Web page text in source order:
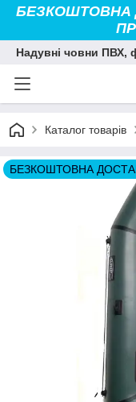
БЕЗКОШТОВНА
Надувні човни ПВХ,
Каталог товарів
БЕЗКОШТОВНА